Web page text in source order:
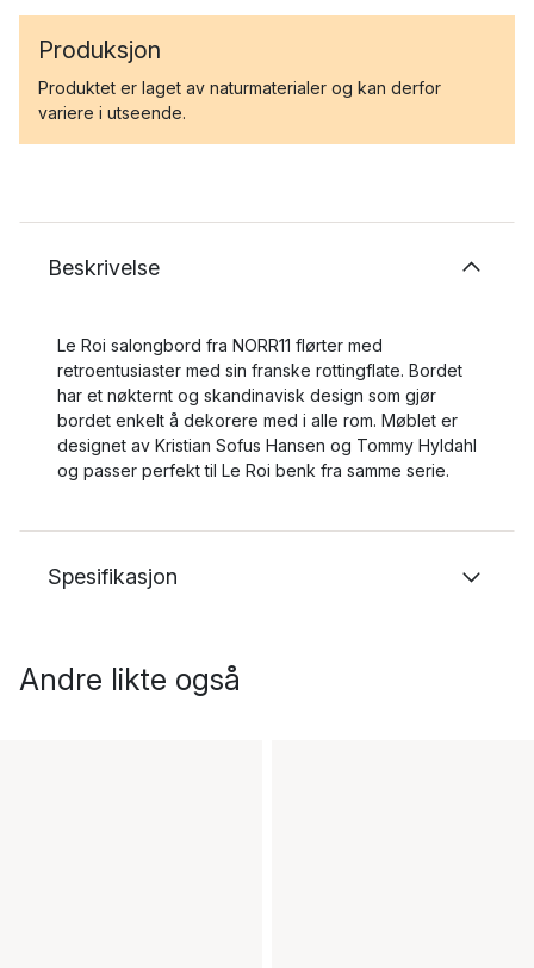
Produksjon
Produktet er laget av naturmaterialer og kan derfor
variere i utseende.
Beskrivelse
Le Roi salongbord fra NORR11 flørter med
retroentusiaster med sin franske rottingflate. Bordet
har et nøkternt og skandinavisk design som gjør
bordet enkelt å dekorere med i alle rom. Møblet er
designet av Kristian Sofus Hansen og Tommy Hyldahl
og passer perfekt til Le Roi benk fra samme serie.
Spesifikasjon
Andre likte også